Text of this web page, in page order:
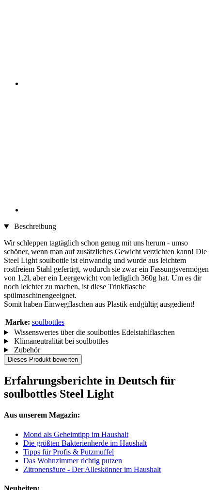
Beschreibung
Wir schleppen tagtäglich schon genug mit uns herum - umso
schöner, wenn man auf zusätzliches Gewicht verzichten kann! Die
Steel Light soulbottle ist einwandig und wurde aus leichtem
rostfreiem Stahl gefertigt, wodurch sie zwar ein Fassungsvermögen
von 1,2l, aber ein Leergewicht von lediglich 360g hat. Um es dir
noch leichter zu machen, ist diese Trinkflasche
spülmaschinengeeignet.
Somit haben Einwegflaschen aus Plastik endgültig ausgedient!
Marke: soulbottles
Wissenswertes über die soulbottles Edelstahlflaschen
Klimaneutralität bei soulbottles
Zubehör
Dieses Produkt bewerten
Erfahrungsberichte in Deutsch für
soulbottles Steel Light
Aus unserem Magazin:
Mond als Geheimtipp im Haushalt
Die größten Bakterienherde im Haushalt
Tipps für Profis & Putzmuffel
Das Wohnzimmer richtig putzen
Zitronensäure - Der Alleskönner im Haushalt
Neuheiten: